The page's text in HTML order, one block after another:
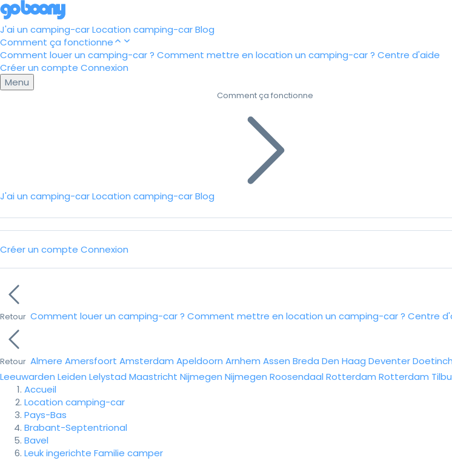
J'ai un camping-carLocation camping-carBlog
Comment ça fonctionne
Comment louer un camping-car ? Comment mettre en location un camping-car ? Centre d'aide
Créer un compte Connexion
Menu
J'ai un camping-carLocation camping-carBlog
Comment ça fonctionne
Créer un compte Connexion
Retour Comment louer un camping-car ? Comment mettre en location un camping-car ? Centre
Retour Almere Amersfoort Amsterdam Apeldoorn Arnhem Assen Breda Den Haag Deventer
Leeuwarden Leiden Lelystad Maastricht Nijmegen Nijmegen Roosendaal Rotterdam Rotterdam
Accueil
Location camping-car
Pays-Bas
Brabant-Septentrional
Bavel
Leuk ingerichte Familie camper